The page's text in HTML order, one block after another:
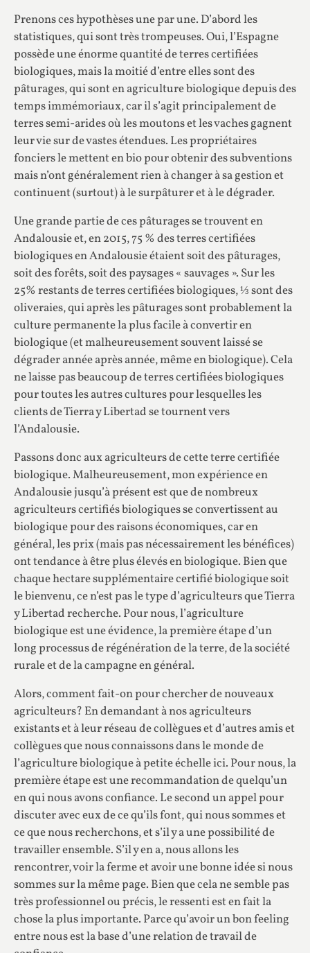
Prenons ces hypothèses une par une. D’abord les
statistiques, qui sont très trompeuses. Oui, l’Espagne
possède une énorme quantité de terres certifiées
biologiques, mais la moitié d’entre elles sont des
pâturages, qui sont en agriculture biologique depuis des
temps immémoriaux, car il s’agit principalement de
terres semi-arides où les moutons et les vaches gagnent
leur vie sur de vastes étendues. Les propriétaires
fonciers le mettent en bio pour obtenir des subventions
mais n’ont généralement rien à changer à sa gestion et
continuent (surtout) à le surpâturer et à le dégrader.
Une grande partie de ces pâturages se trouvent en
Andalousie et, en 2015, 75 % des terres certifiées
biologiques en Andalousie étaient soit des pâturages,
soit des forêts, soit des paysages « sauvages ». Sur les
25% restants de terres certifiées biologiques, ⅓ sont des
oliveraies, qui après les pâturages sont probablement la
culture permanente la plus facile à convertir en
biologique (et malheureusement souvent laissé se
dégrader année après année, même en biologique). Cela
ne laisse pas beaucoup de terres certifiées biologiques
pour toutes les autres cultures pour lesquelles les
clients de Tierra y Libertad se tournent vers
l’Andalousie.
Passons donc aux agriculteurs de cette terre certifiée
biologique. Malheureusement, mon expérience en
Andalousie jusqu’à présent est que de nombreux
agriculteurs certifiés biologiques se convertissent au
biologique pour des raisons économiques, car en
général, les prix (mais pas nécessairement les bénéfices)
ont tendance à être plus élevés en biologique. Bien que
chaque hectare supplémentaire certifié biologique soit
le bienvenu, ce n’est pas le type d’agriculteurs que Tierra
y Libertad recherche. Pour nous, l’agriculture
biologique est une évidence, la première étape d’un
long processus de régénération de la terre, de la société
rurale et de la campagne en général.
Alors, comment fait-on pour chercher de nouveaux
agriculteurs? En demandant à nos agriculteurs
existants et à leur réseau de collègues et d’autres amis et
collègues que nous connaissons dans le monde de
l’agriculture biologique à petite échelle ici. Pour nous, la
première étape est une recommandation de quelqu’un
en qui nous avons confiance. Le second un appel pour
discuter avec eux de ce qu’ils font, qui nous sommes et
ce que nous recherchons, et s’il y a une possibilité de
travailler ensemble. S’il y en a, nous allons les
rencontrer, voir la ferme et avoir une bonne idée si nous
sommes sur la même page. Bien que cela ne semble pas
très professionnel ou précis, le ressenti est en fait la
chose la plus importante. Parce qu’avoir un bon feeling
entre nous est la base d’une relation de travail de